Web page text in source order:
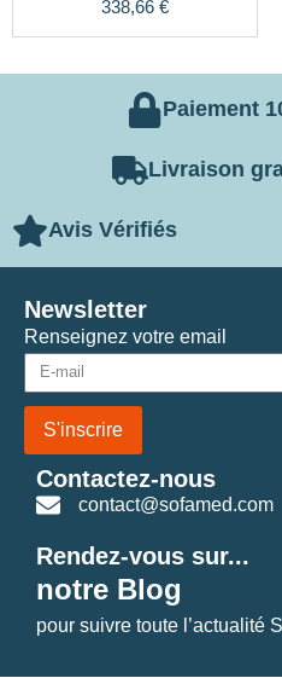
338,66 €
Paiement
Livraison
Avis Vérifiés
Renseignez votre email
S'inscrire
Newsletter
Contactez-nous
contact@sofamed.com
Rendez-vous sur...
notre Blog
pour suivre toute l’actualité